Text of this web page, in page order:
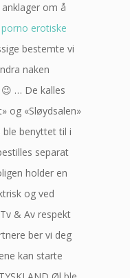
om å
erotiske
bestemte vi
naken
… De kalles
og «Sløydsalen»
ble benyttet til i
separat
holder en
og ved
& Av respekt
ber vi deg
kan starte